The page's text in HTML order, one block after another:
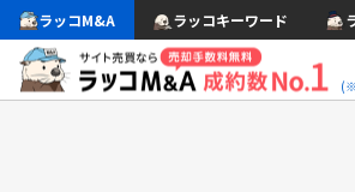
ラッコM&A ラッコキーワード